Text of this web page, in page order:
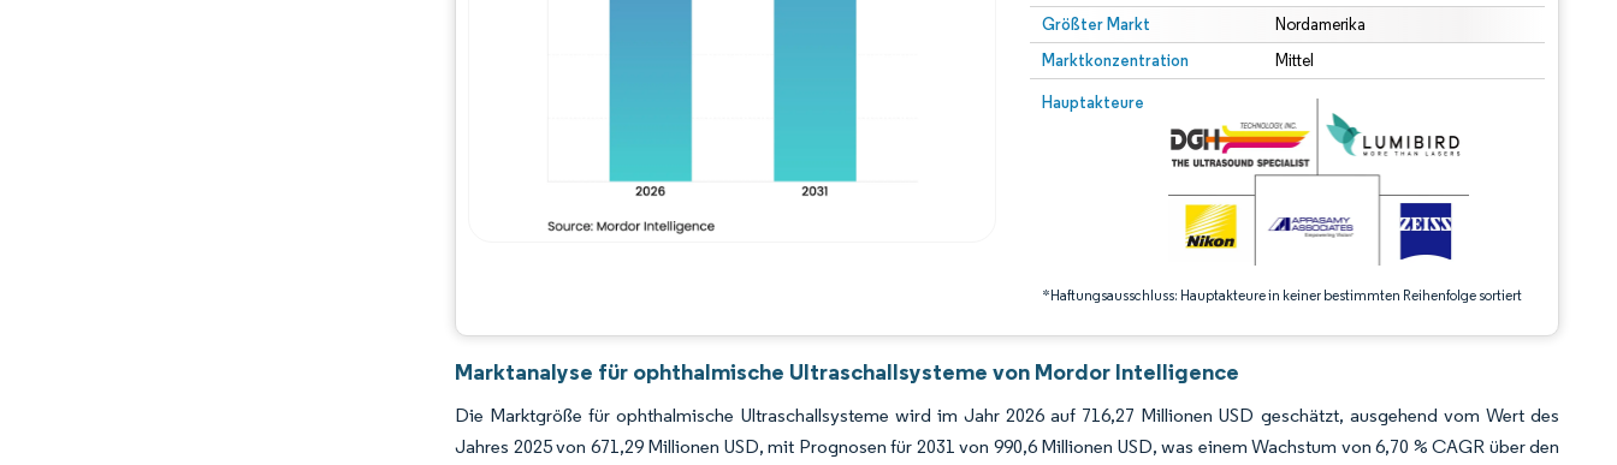
Größter Markt Nordamerika
Marktkonzentration Mittel
Hauptakteure
*Haftungsausschluss: Hauptakteure in keiner bestimmten Reihenfolge sortiert
Bild © Mordor Intelligence. Wiederverwendung erfordert Namensnennung gemäß CC BY 4.0.
Bild © Mordor Intelligence. Wiederverwendung erfordert Namensnennung gemäß CC BY 4.0.
Marktanalyse für ophthalmische Ultraschallsysteme von Mordor Intelligence
Die Marktgröße für ophthalmische Ultraschallsysteme wird im Jahr 2026 auf 716,27 Millionen USD geschätzt, ausgehend vom Wert des
Jahres 2025 von 671,29 Millionen USD, mit Prognosen für 2031 von 990,6 Millionen USD, was einem Wachstum von 6,70 % CAGR über den